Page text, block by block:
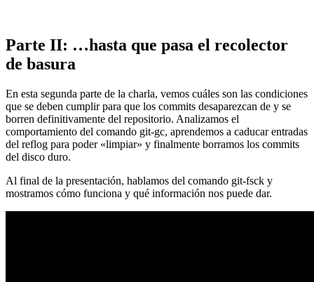
Parte II: …hasta que pasa el recolector
de basura
En esta segunda parte de la charla, vemos cuáles son las condiciones
que se deben cumplir para que los commits desaparezcan de y se
borren definitivamente del repositorio. Analizamos el
comportamiento del comando git-gc, aprendemos a caducar entradas
del reflog para poder «limpiar» y finalmente borramos los commits
del disco duro.
Al final de la presentación, hablamos del comando git-fsck y
mostramos cómo funciona y qué información nos puede dar.